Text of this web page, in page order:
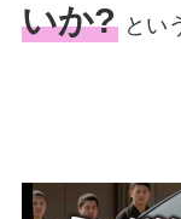
いか?とい